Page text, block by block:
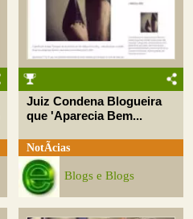
Juiz Condena Blogueira
que 'Aparecia Bem...
NotÃ­cias
Blogs e Blogs